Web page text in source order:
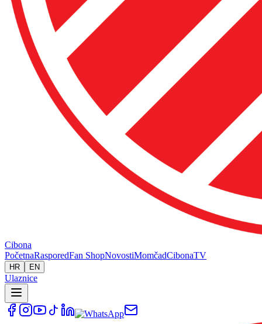
Cibona
PočetnaRasporedFan ShopNovostiMomčadCibonaTV
HR EN
Ulaznice